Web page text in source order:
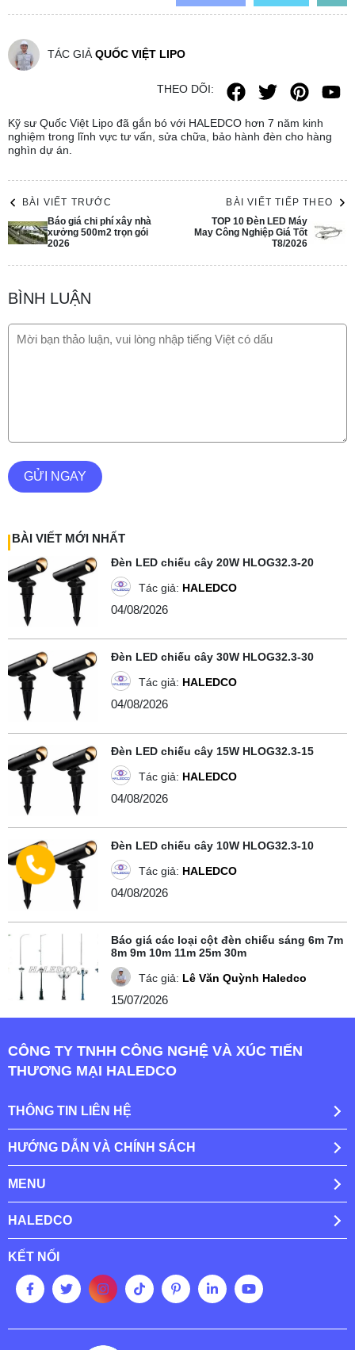
TÁC GIẢ QUỐC VIỆT LIPO
THEO DÕI:
Kỹ sư Quốc Việt Lipo đã gắn bó với HALEDCO hơn 7 năm kinh
nghiệm trong lĩnh vực tư vấn, sửa chữa, bảo hành đèn cho hàng
nghìn dự án.
BÀI VIẾT TRƯỚC
Báo giá chi phí xây nhà
xưởng 500m2 trọn gói
2026
BÀI VIẾT TIẾP THEO
TOP 10 Đèn LED Máy
May Công Nghiệp Giá Tốt
T8/2026
BÌNH LUẬN
GỬI NGAY
BÀI VIẾT MỚI NHẤT
Đèn LED chiếu cây 20W HLOG32.3-20
Tác giả: HALEDCO
04/08/2026
Đèn LED chiếu cây 30W HLOG32.3-30
Tác giả: HALEDCO
04/08/2026
Đèn LED chiếu cây 15W HLOG32.3-15
Tác giả: HALEDCO
04/08/2026
Đèn LED chiếu cây 10W HLOG32.3-10
Tác giả: HALEDCO
04/08/2026
Báo giá các loại cột đèn chiếu sáng 6m 7m
8m 9m 10m 11m 25m 30m
Tác giả: Lê Văn Quỳnh Haledco
15/07/2026
CÔNG TY TNHH CÔNG NGHỆ VÀ XÚC TIẾN
THƯƠNG MẠI HALEDCO
THÔNG TIN LIÊN HỆ
HƯỚNG DẪN VÀ CHÍNH SÁCH
MENU
HALEDCO
KẾT NỐI